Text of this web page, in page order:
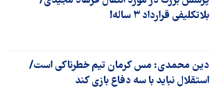
بلاتکلیفی قرارداد ۳ ساله!
دین محمدی: مس کرمان تیم خطرناکی است/
استقلال نباید با سه دفاع بازی کند